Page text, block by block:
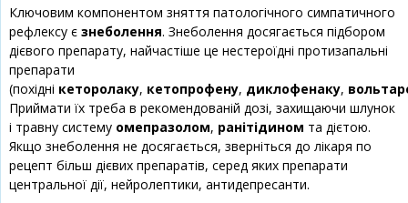
Ключовим компонентом зняття патологічного симпатичного
рефлексу є знеболення. Знеболення досягається підбором
дієвого препарату, найчастіше це нестероїдні протизапальні
препарати
(похідні кеторолаку, кетопрофену, диклофенаку,
Приймати їх треба в рекомендованій дозі, захищаючи шлунок
і травну систему омепразолом, ранітідином та дієтою.
Якщо знеболення не досягається, зверніться до лікаря по
рецепт більш дієвих препаратів, серед яких препарати
центральної дії, нейролептики, антидепресанти.